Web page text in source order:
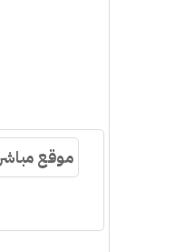
موقع مباشر 24